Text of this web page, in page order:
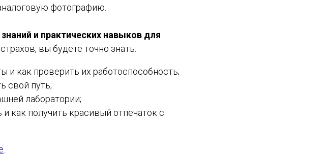
фотографию.
и практических навыков для
вы будете точно знать:
как проверить их работоспособность;
свой путь;
лаборатории;
как получить красивый отпечаток с
.